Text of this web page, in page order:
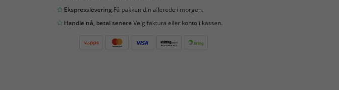
EkspressleveringFå pakken din allerede i morgen.
Handle nå, betal senereVelg faktura eller konto i kassen.